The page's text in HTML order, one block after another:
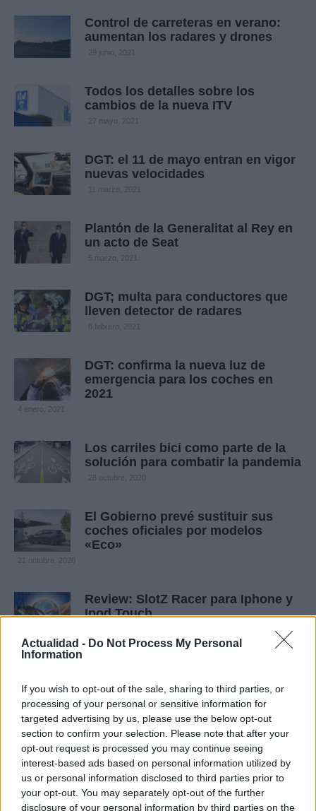
Actualidad - Do Not Process My Personal
Information
If you wish to opt-out of the sale, sharing to third parties, or
processing of your personal or sensitive information for
targeted advertising by us, please use the below opt-out
section to confirm your selection. Please note that after your
opt-out request is processed you may continue seeing
interest-based ads based on personal information utilized by
us or personal information disclosed to third parties prior to
your opt-out. You may separately opt-out of the further
disclosure of your personal information by third parties on the
Control de carreteras en verano:
aumentan los radares y drones
29 junio, 2021
Todos los detalles sobre los
cambios de la nueva ITV
27 mayo, 2021
DGT: el 11 de mayo entran en vigor
nuevas velocidades
11 marzo, 2021
Plantón de la Generalitat al Rey en
un acto de Seat
5 marzo, 2021
DGT; multa para conductores que
lleven detector de radares
8 febrero, 2021
DGT: confirma la nueva luz de
emergencia para los coches en
2021
4 enero, 2021
Los carriles bici como parte de la
solución para combatir la pandemia
28 octubre, 2020
El Gobierno prevé sustituir sus
coches oficiales por modelos
«Eco»
21 octubre, 2020
Review: SlotZ Racer para Iphone y
Ipod Touch
en camino?
25 mayo, 2020
Nuevo trailer de Los
Cazafantasmas
25 mayo, 2020
Burnout Paradise: Fecha de